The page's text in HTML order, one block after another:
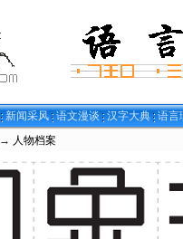
新闻采风 语文漫谈 汉字大典 语言
→ 人物档案